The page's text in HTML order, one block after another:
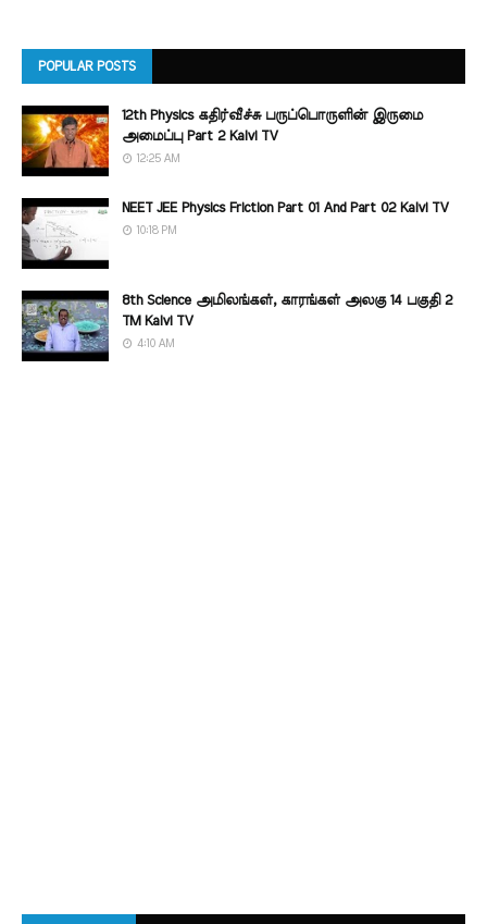
POPULAR POSTS
12th Physics கதிர்வீச்சு பருப்பொருளின் இருமை
அமைப்பு Part 2 Kalvi TV
12:25 AM
NEET JEE Physics Friction Part 01 And Part 02 Kalvi TV
10:18 PM
8th Science அமிலங்கள், காரங்கள் அலகு 14 பகுதி 2
TM Kalvi TV
4:10 AM